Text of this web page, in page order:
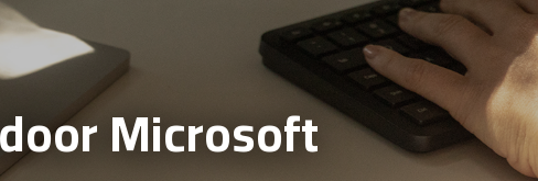
Microsoft